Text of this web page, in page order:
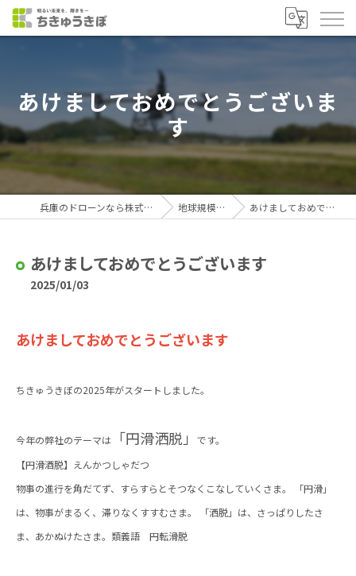
あけましておめでとうございま
す
兵庫のドローンなら株式会社ちきゅうきぼ 地球規模なブログ あけましておめでとうございます
あけましておめでとうございます
2025/01/03
あけましておめでとうございます
ちきゅうきぼの2025年がスタートしました。
今年の弊社のテーマは 「円滑洒脱」
です。
【円滑酒脱】えんかつしゃだつ
物事の進行を角だてず、すらすらとそつなくこなしていくさま。 「円滑」
は、物事がまるく、滞りなくすすむさま。 「洒脱」は、さっぱりしたさ
ま、あかぬけたさま。類義語 円転滑脱